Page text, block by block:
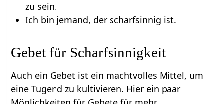
zu sein.
Ich bin jemand, der scharfsinnig ist.
Gebet für Scharfsinnigkeit
Auch ein Gebet ist ein machtvolles Mittel, um
eine Tugend zu kultivieren. Hier ein paar